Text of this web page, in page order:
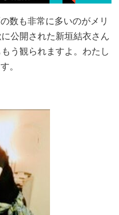
数も非常に多いのがメリ
公開された新垣結衣さん
う観られますよ。わたし
。